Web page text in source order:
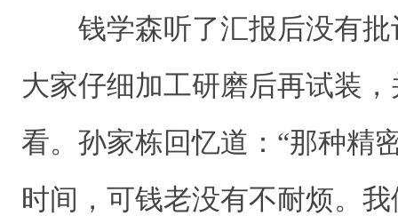
钱学森听了汇报后没有批
大家仔细加工研磨后再试装
看。孙家栋回忆道：“那种精
时间，可钱老没有不耐烦。